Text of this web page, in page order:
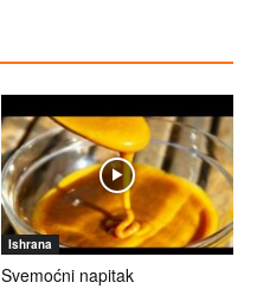
Ishrana
Svemoćni napitak